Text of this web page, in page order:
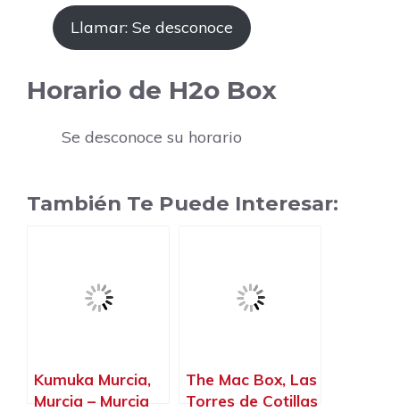
Llamar: Se desconoce
Horario de H2o Box
Se desconoce su horario
También Te Puede Interesar:
Kumuka Murcia,
Murcia – Murcia
The Mac Box, Las
Torres de Cotillas